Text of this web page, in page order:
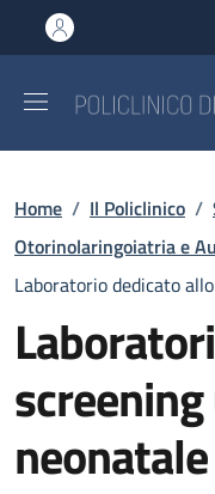
al contenuto
to footer content
Briciole di
Home / Il Policlinico /
Otorinolaringoiatria e
Laboratorio dedicato
neonatale